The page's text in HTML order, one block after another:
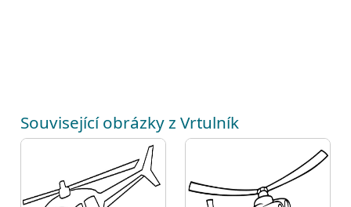
Související obrázky z Vrtulník